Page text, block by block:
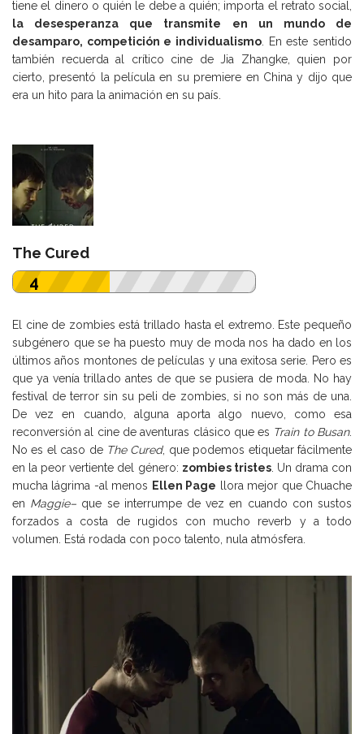
tiene el dinero o quién le debe a quién; importa el retrato social,
la desesperanza que transmite en un mundo de
desamparo, competición e individualismo . En este sentido
también recuerda al crítico cine de Jia Zhangke, quien por
cierto, presentó la película en su premiere en China y dijo que
era un hito para la animación en su país.
The Cured
4
El cine de zombies está trillado hasta el extremo. Este pequeño
subgénero que se ha puesto muy de moda nos ha dado en los
últimos años montones de películas y una exitosa serie. Pero es
que ya venía trillado antes de que se pusiera de moda. No hay
festival de terror sin su peli de zombies, si no son más de una.
De vez en cuando, alguna aporta algo nuevo, como esa
reconversión al cine de aventuras clásico que es Train to Busan.
No es el caso de The Cured, que podemos etiquetar fácilmente
en la peor vertiente del género: zombies tristes. Un drama con
mucha lágrima -al menos Ellen Page llora mejor que Chuache
en Maggie– que se interrumpe de vez en cuando con sustos
forzados a costa de rugidos con mucho reverb y a todo
volumen. Está rodada con poco talento, nula atmósfera.